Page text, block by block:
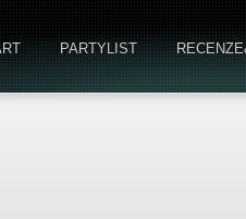
PARTYLIST